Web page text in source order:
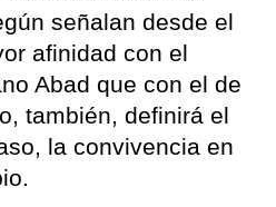
señalan desde el
afinidad con el
Abad que con el de
también, definirá el
la convivencia en